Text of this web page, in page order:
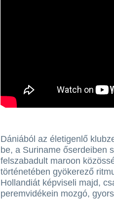
Dániából az életigenlő
be, a Suriname őserdeiben
felszabadult maroon
történetében gyökerező
Hollandiát képviseli majd,
peremvidékein mozgó,